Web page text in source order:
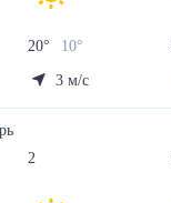
20° 10°
3 м/с
2